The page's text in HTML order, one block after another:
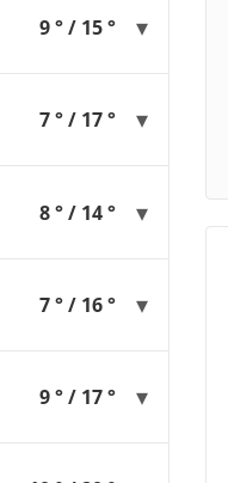
9 ° / 15 °
7 ° / 17 °
8 ° / 14 °
7 ° / 16 °
9 ° / 17 °